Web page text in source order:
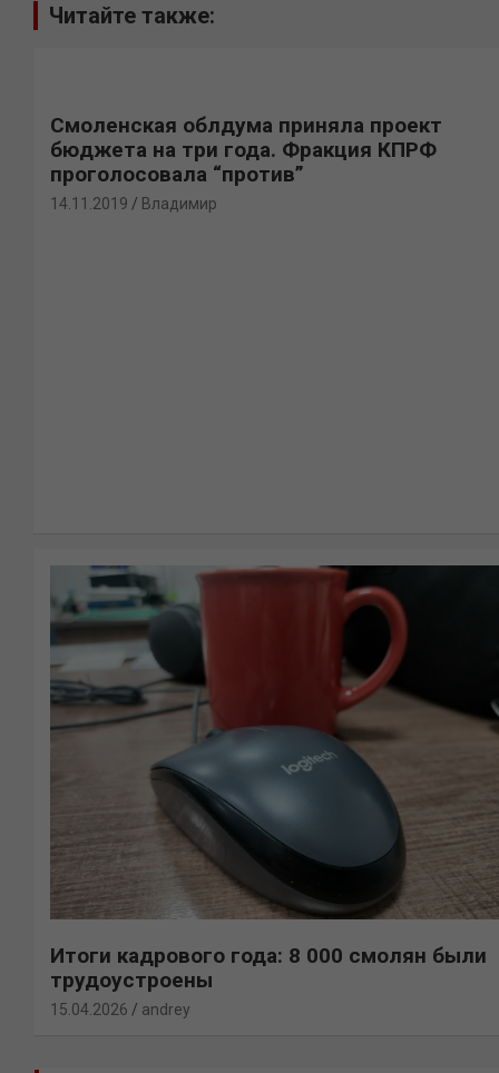
Читайте также:
Смоленская облдума приняла проект
бюджета на три года. Фракция КПРФ
проголосовала “против”
14.11.2019 Владимир
Итоги кадрового года: 8 000 смолян были
трудоустроены
15.04.2026 andrey